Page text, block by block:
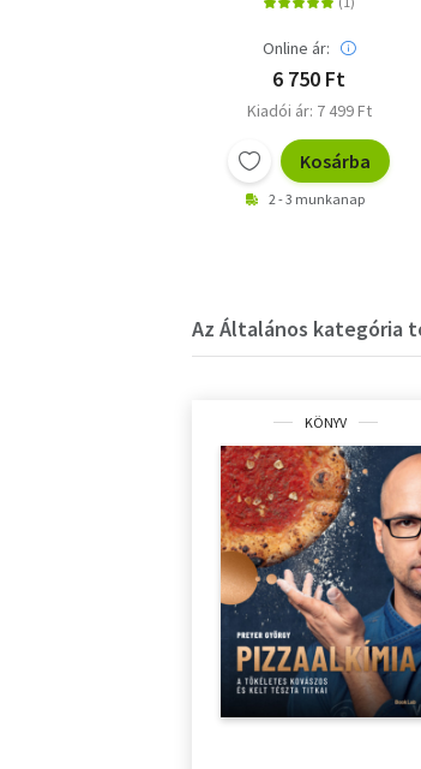
Online ár:
6 750 Ft
Kiadói ár: 7 499 Ft
Kosárba
2 - 3 munkanap
Az Általános kategória
KÖNYV